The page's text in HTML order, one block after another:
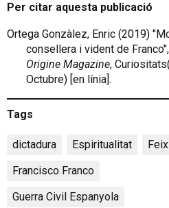
Per citar aquesta publicació
Ortega Gonzàlez, Enric (2019)
consellera i vident de
Origine Magazine,
Octubre) [en línia].
Tags
dictadura Espiritualitat
Francisco Franco
Guerra Civil Espanyola